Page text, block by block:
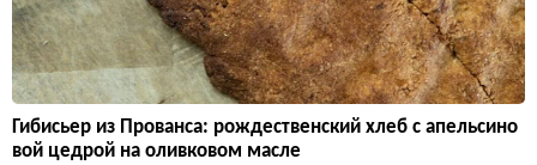
Гибисьер из Прованса: рождественский хлеб с апельсино
вой цедрой на оливковом масле